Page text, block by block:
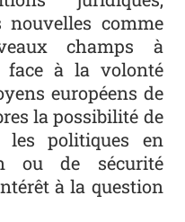
nouvelles comme
champs à
face à la volonté
européens de
la possibilité de
les politiques en
ou de sécurité
à la question